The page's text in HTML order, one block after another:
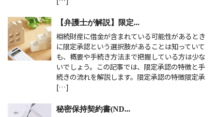
【弁護士が解説】限定...
相続財産に借金が含まれている可能性があるとき
に限定承認という選択肢があることは知っていて
も、概要や手続き方法まで把握している方は少な
いでしょう。この記事では、限定承認の特徴と手
続きの流れを解説します。限定承認の特徴限定承
[…]
秘密保持契約書(ND...